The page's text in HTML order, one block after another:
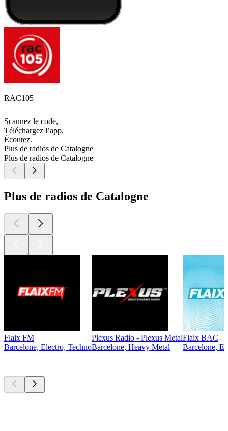
RAC105
Scannez le code,
Téléchargez l’app,
Écoutez.
Plus de radios de Catalogne
Plus de radios de Catalogne
Plus de radios de Catalogne
Flaix FM
Barcelone, Electro, Techno
Plexus Radio - Plexus Metal
Barcelone, Heavy Metal
Flaix BAC
Barcelone,